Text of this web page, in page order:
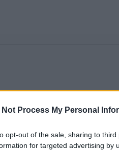
Not Process My Personal
opt-out of the sale, sharing to
for targeted advertising by